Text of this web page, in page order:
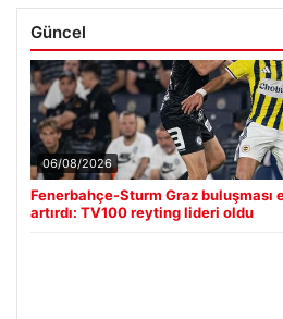
Güncel
06/08/2026
Fenerbahçe-Sturm Graz buluşması
artırdı: TV100 reyting lideri oldu